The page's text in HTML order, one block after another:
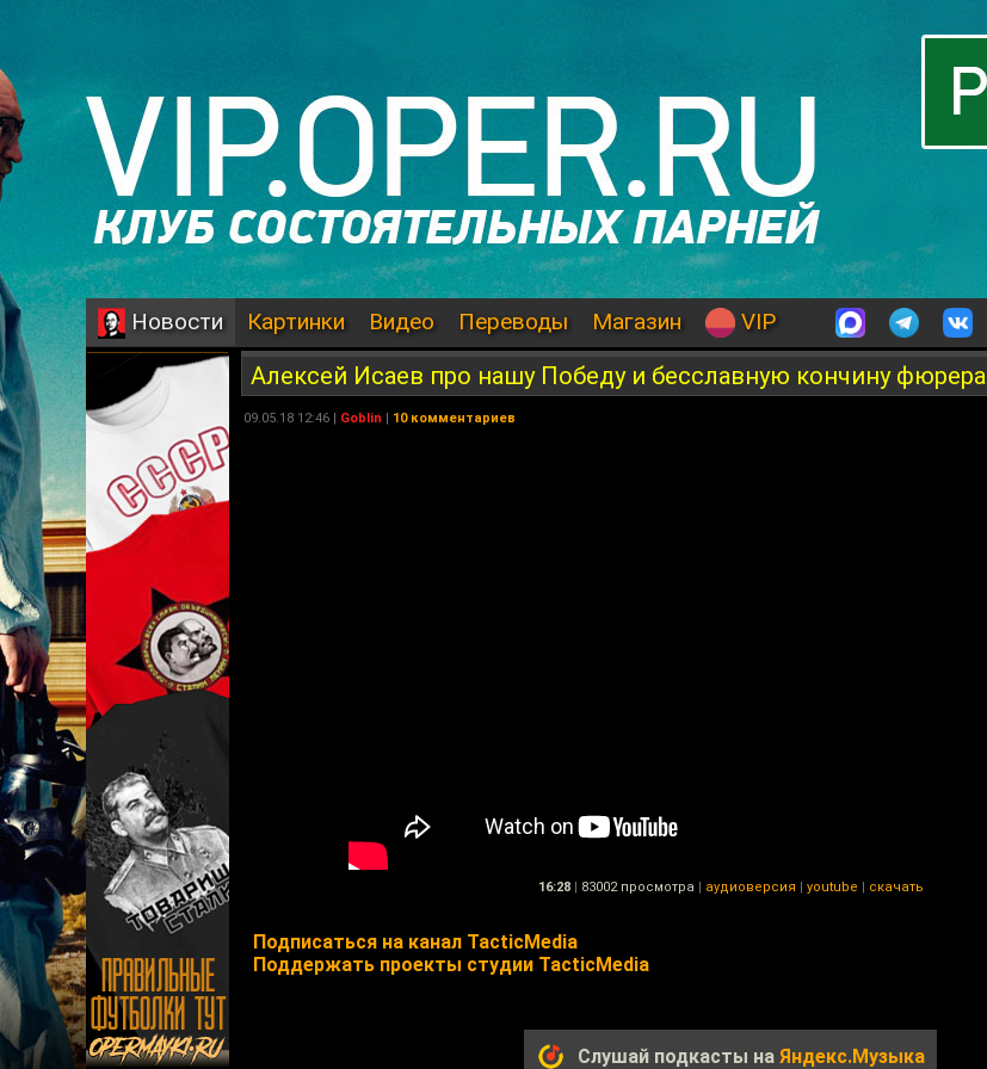
Новости Картинки Видео Переводы Магазин VIP
Алексей Исаев про нашу Победу и бесславную кончину фюрера
09.05.18 12:46 | Goblin | 10 комментариев
16:28 | 83002 просмотра | аудиоверсия | youtube | скачать
Подписаться на канал TacticMedia
Поддержать проекты студии TacticMedia
Слушай подкасты на Яндекс.Музыка